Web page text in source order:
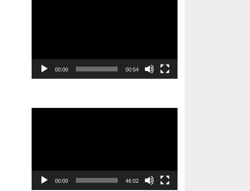
00:00 00:54
00:00 46:02